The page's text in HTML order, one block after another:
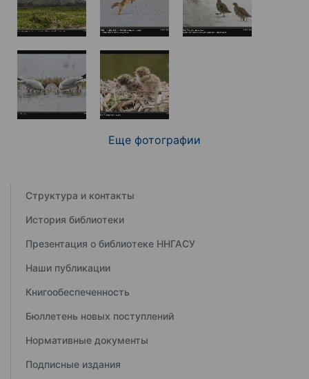
Еще фотографии
Структура и контакты
История библиотеки
Презентация о библиотеке ННГАСУ
Наши публикации
Книгообеспеченность
Бюллетень новых поступлений
Нормативные документы
Подписные издания